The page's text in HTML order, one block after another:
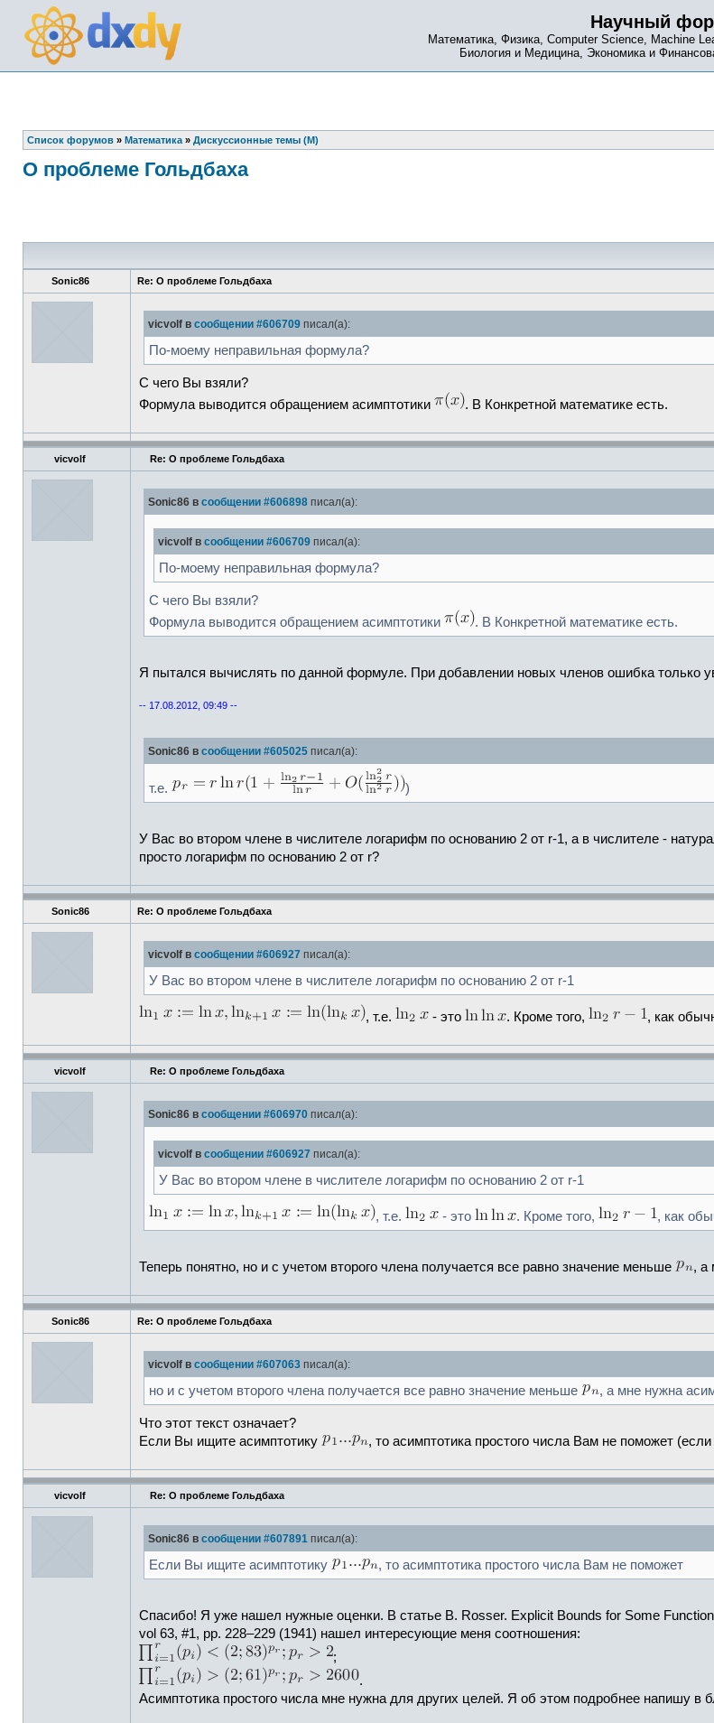
Научный
Математика, Физика, Computer Science, Machine
Биология и Медицина, Экономика и
Список форумов » Математика » Дискуссионные темы (М)
О проблеме Гольдбаха
Sonic86 Re: О проблеме Гольдбаха
vicvolf в сообщении #606709 писал(а):
По-моему неправильная формула?
С чего Вы взяли?
Формула выводится обращением асимптотики
. В Конкретной математике есть.
vicvolf Re: О проблеме Гольдбаха
Sonic86 в сообщении #606898 писал(а):
vicvolf в сообщении #606709 писал(а):
По-моему неправильная формула?
С чего Вы взяли?
Формула выводится обращением асимптотики
. В Конкретной математике есть.
Я пытался вычислять по данной формуле. При добавлении новых членов ошибка только
-- 17.08.2012, 09:49 --
Sonic86 в сообщении #605025 писал(а):
т.е. )
У Вас во втором члене в числителе логарифм по основанию 2 от r-1, а в числителе -
просто логарифм по основанию 2 от r?
Sonic86 Re: О проблеме Гольдбаха
vicvolf в сообщении #606927 писал(а):
У Вас во втором члене в числителе логарифм по основанию 2 от r-1
, т.е. - это . Кроме того, , как
vicvolf Re: О проблеме Гольдбаха
Sonic86 в сообщении #606970 писал(а):
vicvolf в сообщении #606927 писал(а):
У Вас во втором члене в числителе логарифм по основанию 2 от r-1
, т.е. - это . Кроме того, , как
Теперь понятно, но и с учетом второго члена получается все равно значение меньше , а
Sonic86 Re: О проблеме Гольдбаха
vicvolf в сообщении #607063 писал(а):
но и с учетом второго члена получается все равно значение меньше , а мне нужна
Что этот текст означает?
Если Вы ищите асимптотику
, то асимптотика простого числа Вам не поможет
vicvolf Re: О проблеме Гольдбаха
Sonic86 в сообщении #607891 писал(а):
Если Вы ищите асимптотику , то асимптотика простого числа Вам не поможет
Спасибо! Я уже нашел нужные оценки. В статье B. Rosser. Explicit Bounds for Some
vol 63, #1, pp. 228–229 (1941) нашел интересующие меня соотношения:
;
.
Асимптотика простого числа мне нужна для других целей. Я об этом подробнее напишу в